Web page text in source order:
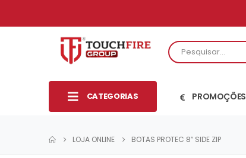
CATEGORIAS PROMOÇÕES
LOJA ONLINE BOTAS PROTEC 8″ SIDE ZIP